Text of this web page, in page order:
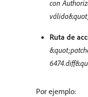
con
Ruta de
Por ejemplo: